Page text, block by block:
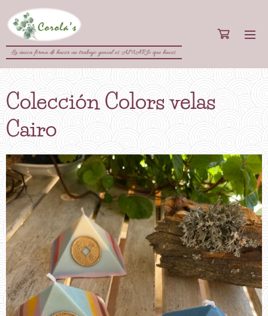
La única forma de hacer un trabajo genial es AMAR lo que haces
Colección Colors velas
Cairo